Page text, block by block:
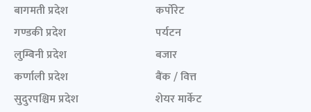
बागमती प्रदेश
गण्डकी प्रदेश
लुम्बिनी प्रदेश
कर्णाली प्रदेश
सुदुरपश्चिम प्रदेश
कर्पोरेट
पर्यटन
बजार
बैंक / वित्त
शेयर मार्केट